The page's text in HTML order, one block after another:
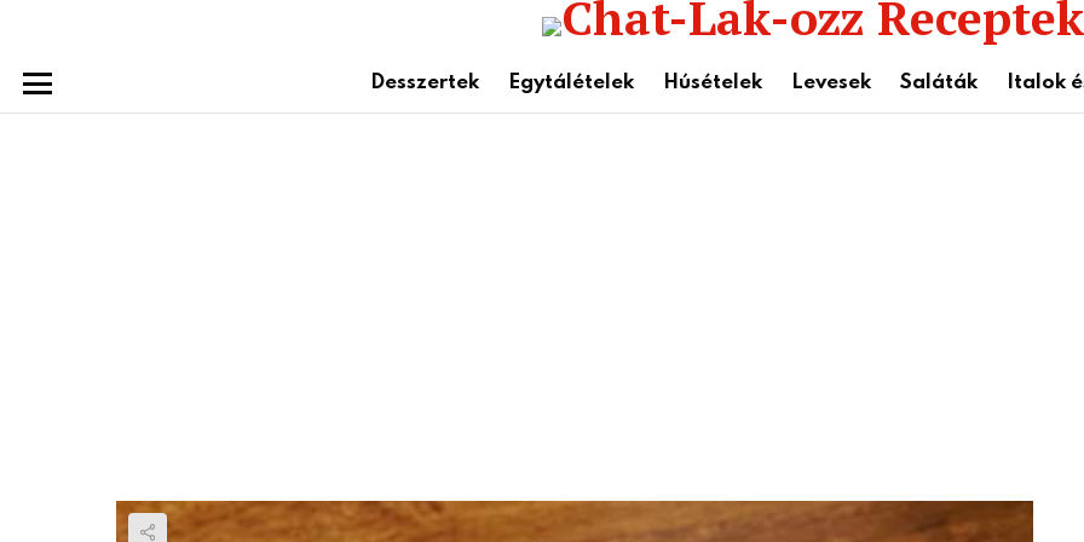
Desszertek Egytálételek Húsételek Levesek Saláták Italok